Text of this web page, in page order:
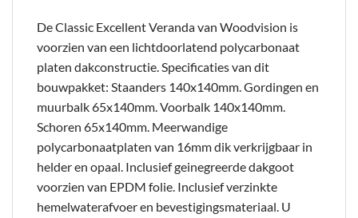
De Classic Excellent Veranda van Woodvision is
voorzien van een lichtdoorlatend polycarbonaat
platen dakconstructie. Specificaties van dit
bouwpakket: Staanders 140x140mm. Gordingen en
muurbalk 65x140mm. Voorbalk 140x140mm.
Schoren 65x140mm. Meerwandige
polycarbonaatplaten van 16mm dik verkrijgbaar in
helder en opaal. Inclusief geinegreerde dakgoot
voorzien van EPDM folie. Inclusief verzinkte
hemelwaterafvoer en bevestigingsmateriaal. U